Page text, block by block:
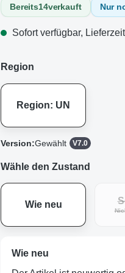
Bereits14verkauft Nur
Sofort verfügbar,
Region
Region: UN
Version:Gewählt V7.0
Wähle den Zustand
Wie neu
Wie neu